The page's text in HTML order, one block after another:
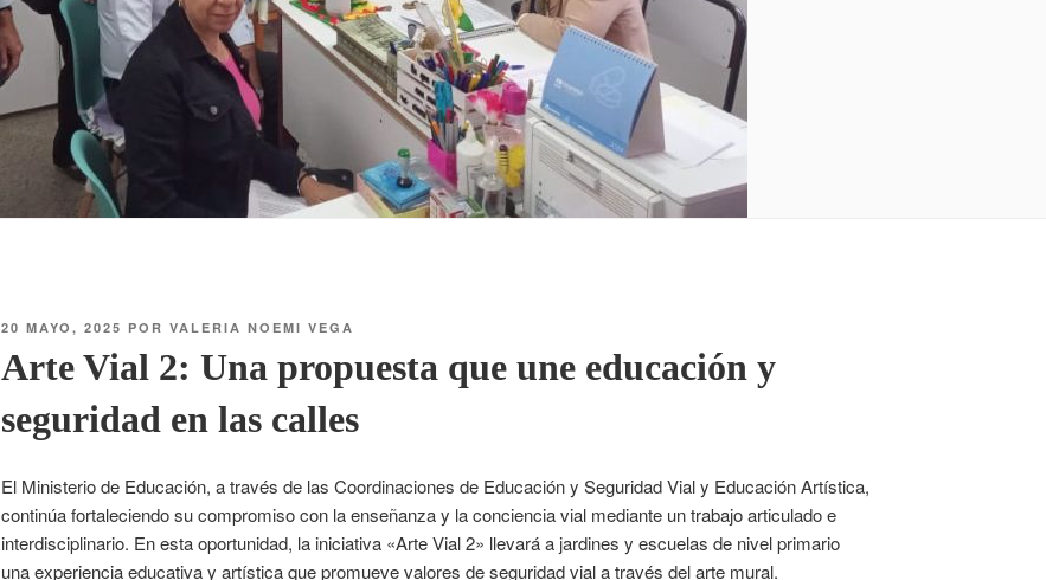
20 MAYO, 2025 POR VALERIA NOEMI VEGA
Arte Vial 2: Una propuesta que une educación y
seguridad en las calles
El Ministerio de Educación, a través de las Coordinaciones de Educación y Seguridad Vial y Educación Artística,
continúa fortaleciendo su compromiso con la enseñanza y la conciencia vial mediante un trabajo articulado e
interdisciplinario. En esta oportunidad, la iniciativa «Arte Vial 2» llevará a jardines y escuelas de nivel primario
una experiencia educativa y artística que promueve valores de seguridad vial a través del arte mural.